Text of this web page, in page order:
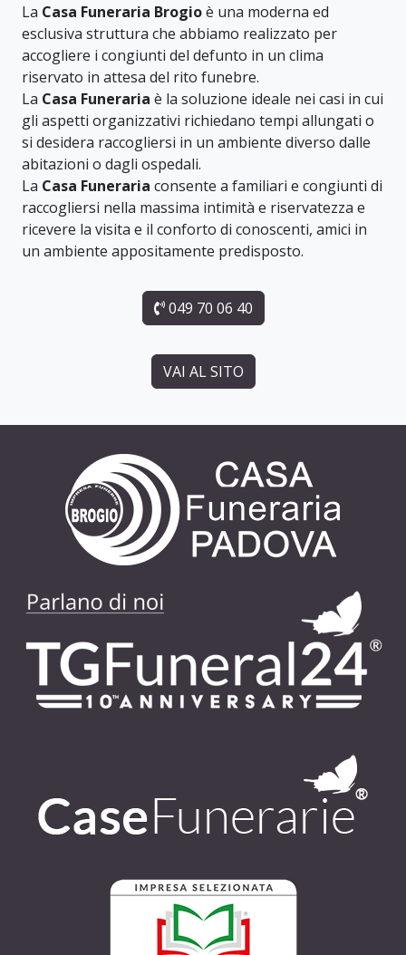
La Casa Funeraria Brogioè una moderna ed
esclusiva struttura che abbiamo realizzato per
accogliere i congiunti del defunto in un clima
riservato in attesa del rito funebre.
La Casa Funeraria è la soluzione ideale nei casi in cui
gli aspetti organizzativi richiedano tempi allungati o
si desidera raccogliersi in un ambiente diverso dalle
abitazioni o dagli ospedali.
La Casa Funeraria consente a familiari e congiunti di
raccogliersi nella massima intimità e riservatezza e
ricevere la visita e il conforto di conoscenti, amici in
un ambiente appositamente predisposto.
049 70 06 40
VAI AL SITO